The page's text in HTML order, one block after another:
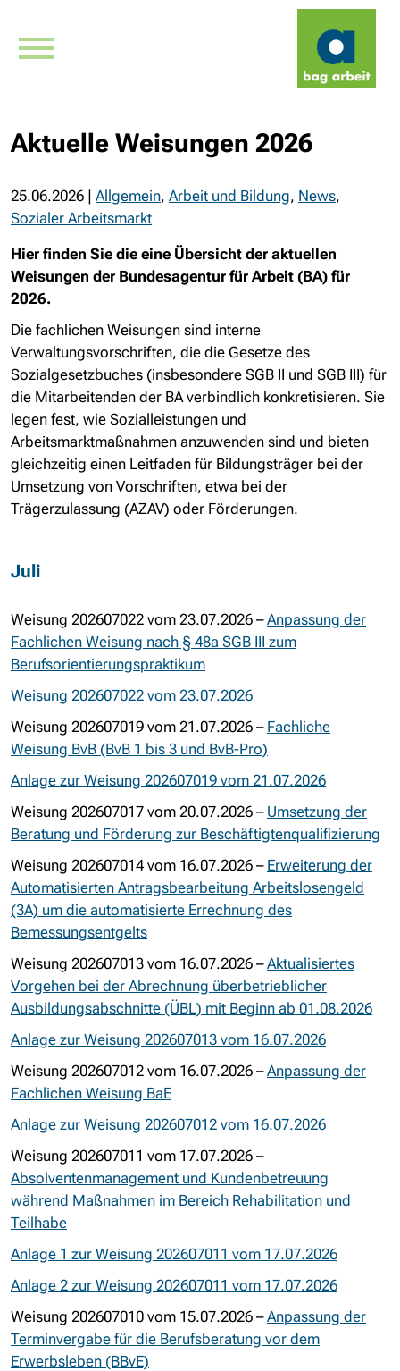
Aktuelle Weisungen 2026
25.06.2026 | Allgemein, Arbeit und Bildung, News,
Sozialer Arbeitsmarkt
Hier finden Sie die eine Übersicht der aktuellen
Weisungen der Bundesagentur für Arbeit (BA) für
2026.
Die fachlichen Weisungen sind interne
Verwaltungsvorschriften, die die Gesetze des
Sozialgesetzbuches (insbesondere SGB II und SGB III) für
die Mitarbeitenden der BA verbindlich konkretisieren. Sie
legen fest, wie Sozialleistungen und
Arbeitsmarktmaßnahmen anzuwenden sind und bieten
gleichzeitig einen Leitfaden für Bildungsträger bei der
Umsetzung von Vorschriften, etwa bei der
Trägerzulassung (AZAV) oder Förderungen.
Juli
Weisung 202607022 vom 23.07.2026 –Anpassung der
Fachlichen Weisung nach § 48a SGB III zum
Berufsorientierungspraktikum
Weisung 202607022 vom 23.07.2026
Weisung 202607019 vom 21.07.2026 – Fachliche
Weisung BvB (BvB 1 bis 3 und BvB-Pro)
Anlage zur Weisung 202607019 vom 21.07.2026
Weisung 202607017 vom 20.07.2026 – Umsetzung der
Beratung und Förderung zur Beschäftigtenqualifizierung
Weisung 202607014 vom 16.07.2026 – Erweiterung der
Automatisierten Antragsbearbeitung Arbeitslosengeld
(3A) um die automatisierte Errechnung des
Bemessungsentgelts
Weisung 202607013 vom 16.07.2026 –Aktualisiertes
Vorgehen bei der Abrechnung überbetrieblicher
Ausbildungsabschnitte (ÜBL) mit Beginn ab 01.08.2026
Anlage zur Weisung 202607013 vom 16.07.2026
Weisung 202607012 vom 16.07.2026 –Anpassung der
Fachlichen Weisung BaE
Anlage zur Weisung 202607012 vom 16.07.2026
Weisung 202607011 vom 17.07.2026 –
Absolventenmanagement und Kundenbetreuung
während Maßnahmen im Bereich Rehabilitation und
Teilhabe
Anlage 1 zur Weisung 202607011 vom 17.07.2026
Anlage 2 zur Weisung 202607011 vom 17.07.2026
Weisung 202607010 vom 15.07.2026 –Anpassung der
Terminvergabe für die Berufsberatung vor dem
Erwerbsleben (BBvE)